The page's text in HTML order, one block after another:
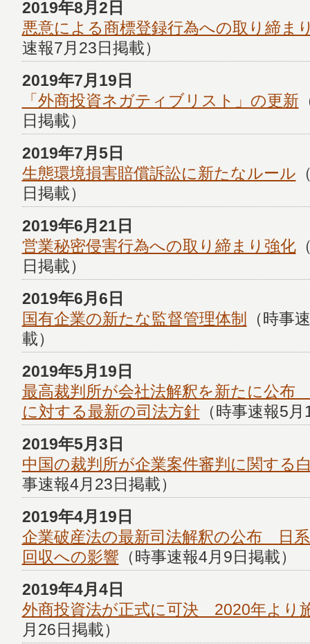
2019年8月2日
悪意による商標登録行為への取り締ま
速報7月23日掲載）
2019年7月19日
「外商投資ネガティブリスト」の更新
日掲載）
2019年7月5日
生態環境損害賠償訴訟に新たなルール
日掲載）
2019年6月21日
営業秘密侵害行為への取り締まり強化
日掲載）
2019年6月6日
国有企業の新たな監督管理体制
（時事
載）
2019年5月19日
最高裁判所が会社法解釈を新たに公布
に対する最新の司法方針（時事速報5月
2019年5月3日
中国の裁判所が企業案件審判に関する
事速報4月23日掲載）
2019年4月19日
企業破産法の最新司法解釈の公布 日
回収への影響 （時事速報4月9日掲載）
2019年4月4日
外商投資法が正式に可決 2020年より
月26日掲載）